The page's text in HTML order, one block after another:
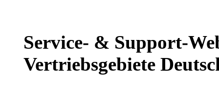
Service- & Support-
Vertriebsgebiete